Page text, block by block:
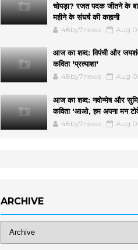
चोपड़ा? रजत पदक जीतने के
महीने के संघर्ष की कहानी
48by7news Aug
आज का शब्द: विपंची और
कविता 'प्रत्याशा'
48by7news Aug
आज का शब्द: नवोन्मेष और
कविता 'आओ, हम अपना मन
48by7news Aug
ARCHIVE